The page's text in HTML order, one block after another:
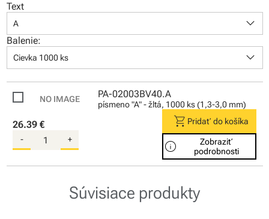
Text
A keyboard_arrow_down
Balenie:
Cievka 1000 ks keyboard_arrow_down
PA-02003BV40.A
písmeno "A" - žltá, 1000 ks (1,3-3,0 mm)
26.39 €
- +
shopping_cart Pridať do košíka
info
Zobraziť
podrobnosti
Súvisiace produkty